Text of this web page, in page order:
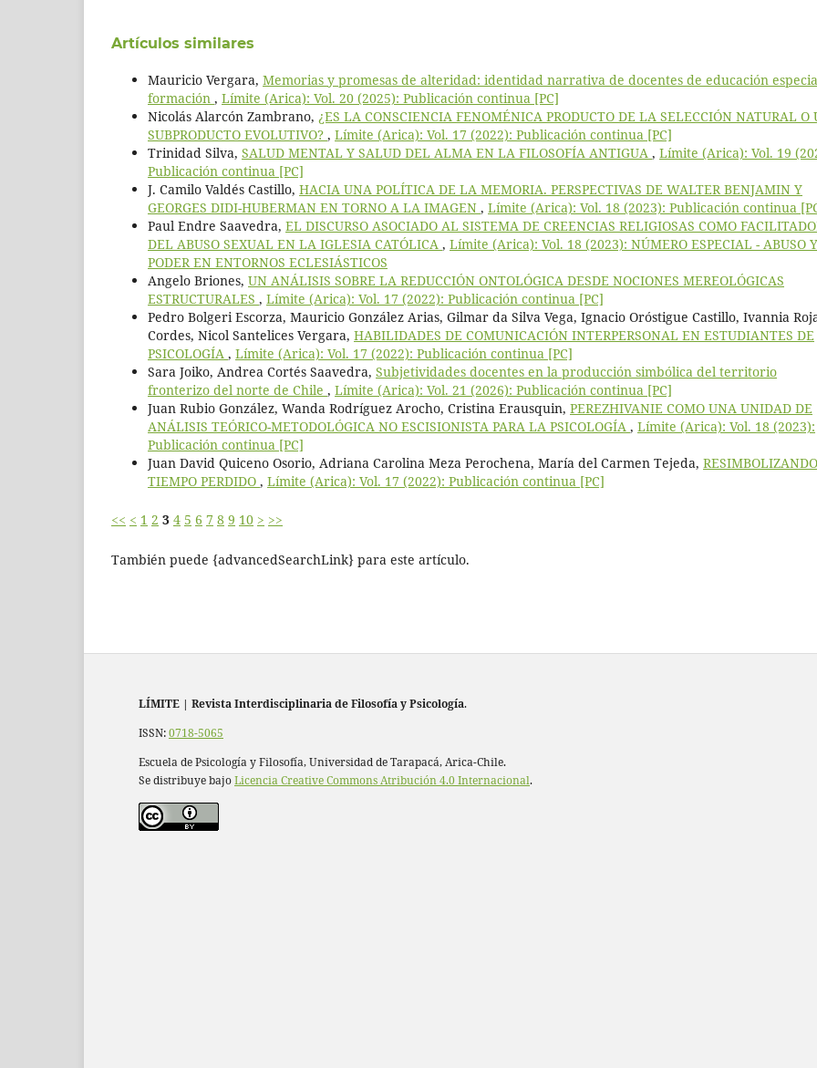
Artículos similares
Mauricio Vergara, Memorias y promesas de alteridad: identidad narrativa de docentes de educación
formación , Límite (Arica): Vol. 20 (2025): Publicación continua [PC]
Nicolás Alarcón Zambrano, ¿ES LA CONSCIENCIA FENOMÉNICA PRODUCTO DE LA SELECCIÓN NATURAL O
SUBPRODUCTO EVOLUTIVO? , Límite (Arica): Vol. 17 (2022): Publicación continua [PC]
Trinidad Silva, SALUD MENTAL Y SALUD DEL ALMA EN LA FILOSOFÍA ANTIGUA , Límite (Arica): Vol. 19
Publicación continua [PC]
J. Camilo Valdés Castillo, HACIA UNA POLÍTICA DE LA MEMORIA. PERSPECTIVAS DE WALTER BENJAMIN Y
GEORGES DIDI-HUBERMAN EN TORNO A LA IMAGEN , Límite (Arica): Vol. 18 (2023): Publicación continua
Paul Endre Saavedra, EL DISCURSO ASOCIADO AL SISTEMA DE CREENCIAS RELIGIOSAS COMO
DEL ABUSO SEXUAL EN LA IGLESIA CATÓLICA , Límite (Arica): Vol. 18 (2023): NÚMERO ESPECIAL - ABUSO Y
PODER EN ENTORNOS ECLESIÁSTICOS
Angelo Briones, UN ANÁLISIS SOBRE LA REDUCCIÓN ONTOLÓGICA DESDE NOCIONES MEREOLÓGICAS
ESTRUCTURALES , Límite (Arica): Vol. 17 (2022): Publicación continua [PC]
Pedro Bolgeri Escorza, Mauricio González Arias, Gilmar da Silva Vega, Ignacio Oróstigue Castillo, Ivannia
Cordes, Nicol Santelices Vergara, HABILIDADES DE COMUNICACIÓN INTERPERSONAL EN ESTUDIANTES DE
PSICOLOGÍA , Límite (Arica): Vol. 17 (2022): Publicación continua [PC]
Sara Joiko, Andrea Cortés Saavedra, Subjetividades docentes en la producción simbólica del territorio
fronterizo del norte de Chile , Límite (Arica): Vol. 21 (2026): Publicación continua [PC]
Juan Rubio González, Wanda Rodríguez Arocho, Cristina Erausquin, PEREZHIVANIE COMO UNA UNIDAD DE
ANÁLISIS TEÓRICO-METODOLÓGICA NO ESCISIONISTA PARA LA PSICOLOGÍA , Límite (Arica): Vol. 18 (2023):
Publicación continua [PC]
Juan David Quiceno Osorio, Adriana Carolina Meza Perochena, María del Carmen Tejeda,
TIEMPO PERDIDO , Límite (Arica): Vol. 17 (2022): Publicación continua [PC]
<< < 1 2 3 4 5 6 7 8 9 10 > >>
También puede {advancedSearchLink} para este artículo.
LÍMITE | Revista Interdisciplinaria de Filosofía y Psicología.
ISSN:0718-5065
Escuela de Psicología y Filosofía, Universidad de Tarapacá, Arica-Chile.
Se distribuye bajoLicencia Creative Commons Atribución 4.0 Internacional.